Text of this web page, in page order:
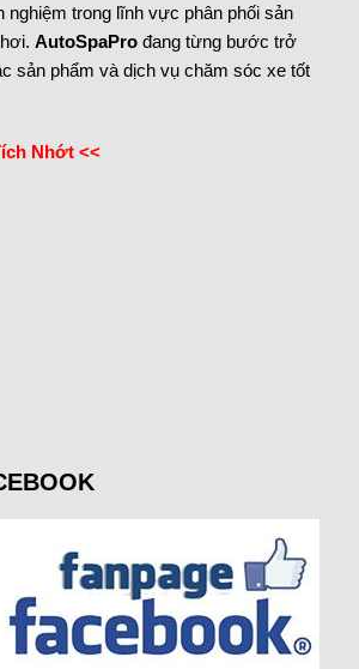
nghiệm trong lĩnh vực phân phối sản
AutoSpaPro đang từng bước trở
sản phẩm và dịch vụ chăm sóc xe tốt
Nhớt <<